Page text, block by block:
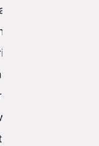
z systemem
na wygodne
Dzięki
operacje
Nie musimy